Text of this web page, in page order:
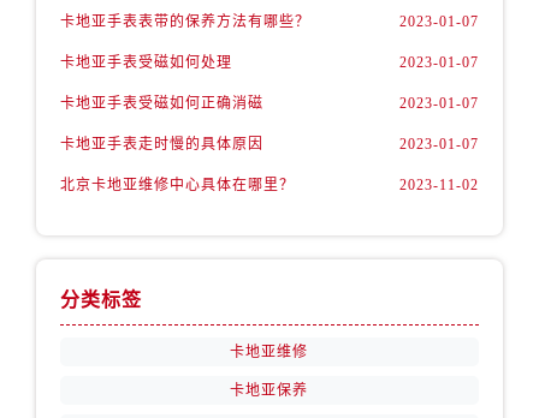
卡地亚手表表带的保养方法有哪些？ 2023-01-07
卡地亚手表受磁如何处理 2023-01-07
卡地亚手表受磁如何正确消磁 2023-01-07
卡地亚手表走时慢的具体原因 2023-01-07
北京卡地亚维修中心具体在哪里？ 2023-11-02
分类标签
卡地亚维修
卡地亚保养